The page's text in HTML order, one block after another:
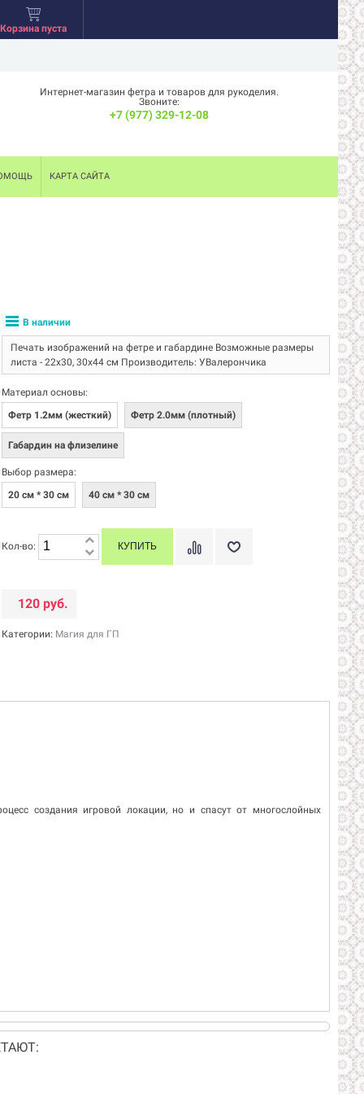
Корзина пуста
Интернет-магазин фетра и товаров для рукоделия.
Звоните:
+7 (977) 329-12-08
КАРТА САЙТА
В наличии
Печать изображений на фетре и габардине Возможные размеры
листа - 22х30, 30х44 см Производитель: УВалерончика
Материал основы:
Фетр 1.2мм (жесткий)
Фетр 2.0мм (плотный)
Габардин на флизелине
Выбор размера:
20 см * 30 см
40 см * 30 см
Кол-во:
120 руб.
Категории: Магия для ГП
создания игровой локации, но и спасут от многослойных